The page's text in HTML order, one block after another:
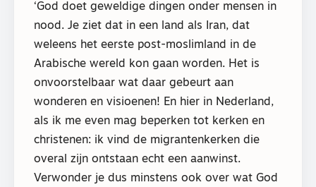
‘God doet geweldige dingen onder mensen in
nood. Je ziet dat in een land als Iran, dat
weleens het eerste post-moslimland in de
Arabische wereld kon gaan worden. Het is
onvoorstelbaar wat daar gebeurt aan
wonderen en visioenen! En hier in Nederland,
als ik me even mag beperken tot kerken en
christenen: ik vind de migrantenkerken die
overal zijn ontstaan echt een aanwinst.
Verwonder je dus minstens ook over wat God